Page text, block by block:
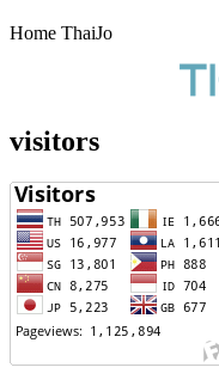
Home ThaiJo
visitors